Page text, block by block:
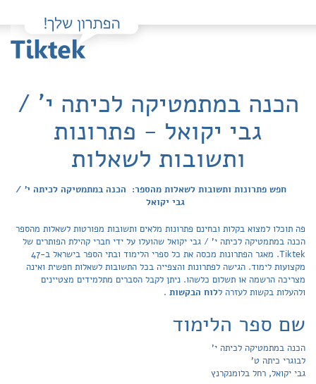
הכנה במתמטיקה לכיתה י' /
גבי יקואל - פתרונות
ותשובות לשאלות
חפש פתרונות ותשובות לשאלות מהספר: הכנה במתמטיקה לכיתה י' /
גבי יקואל
פה תוכלו למצוא בקלות ובחינם פתרונות מלאים ותשובות מפורטות לשאלות מהספר
הכנה במתמטיקה לכיתה י' / גבי יקואל שהועלו על ידי חברי קהילת הפותרים של
Tiktek. מאגר הפתרונות מכסה את כל ספרי הלימוד ובתי הספר בישראל ב-47
מקצועות לימוד. הגישה לפתרונות והצפייה בכל התשובות לשאלות חפשית ואינה
מצריכה הרשמה או תשלום כלשהו. ניתן לקבל הסברים מתלמידים מצטיינים
ולהעלות בקשות לעזרה ללוח הבקשות .
שם ספר הלימוד
הכנה במתמטיקה לכיתה י'
לבוגרי כיתה ט'
גבי יקואל, רחל בלומנקרנץ